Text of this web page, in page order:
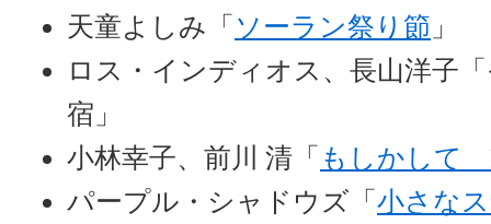
天童よしみ「 ソーラン祭り節 」
ロス・インディオス、長山洋子
宿」
小林幸子、前川 清「 もしかして
パープル・シャドウズ「 小さな